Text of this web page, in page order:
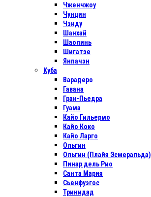
Чженчжоу
Чунцин
Чэнду
Шанхай
Шаолинь
Шигатзе
Янпачэн
Куба
Варадеро
Гавана
Гран-Пьедра
Гуама
Кайо Гильермо
Кайо Коко
Кайо Ларго
Ольгин
Ольгин (Плайя Эсмеральда)
Пинар дель Рио
Санта Мария
Сьенфуэгос
Тринидад